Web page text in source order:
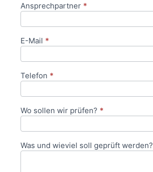
Ansprechpartner *
E-Mail *
Telefon *
Wo sollen wir prüfen? *
Was und wieviel soll geprüft werden?